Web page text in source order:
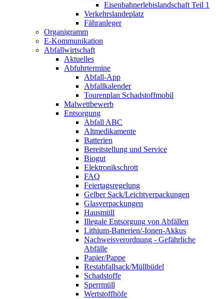
Eisenbahnerlebis­landschaft Teil 1
Verkehrslandeplatz
Fähranleger
Organigramm
E-Kommunikation
Abfallwirtschaft
Aktuelles
Abfuhrtermine
Abfall-App
Abfallkalender
Tourenplan Schadstoffmobil
Malwettbewerb
Entsorgung
Abfall ABC
Altmedikamente
Batterien
Bereitstellung und Service
Biogut
Elektronikschrott
FAQ
Feiertagsregelung
Gelber Sack/Leichtverpackungen
Glasverpackungen
Hausmüll
Illegale Entsorgung von Abfällen
Lithium-Batterien/-Ionen-Akkus
Nachweisverordnung - Gefährliche
Abfälle
Papier/Pappe
Restabfallsack/Müllbüdel
Schadstoffe
Sperrmüll
Wertstoffhöfe